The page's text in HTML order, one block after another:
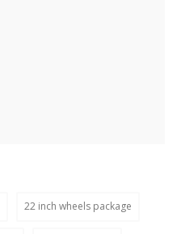
22 inch wheels package